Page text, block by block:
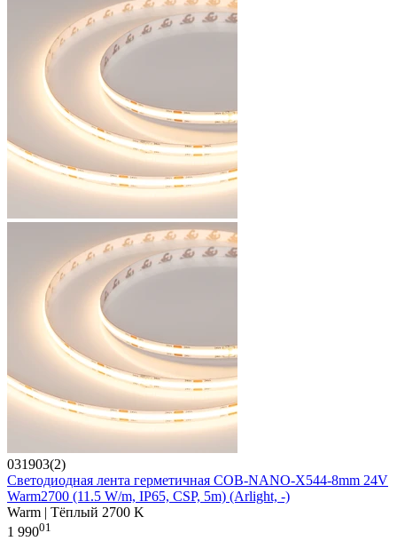
031903(2)
Светодиодная лента герметичная COB-NANO-X544-8mm 24V
Warm2700 (11.5 W/m, IP65, CSP, 5m) (Arlight, -)
Warm | Тёплый 2700 K
1 99001